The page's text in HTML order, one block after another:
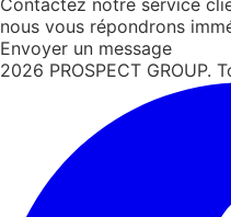
Contactez notre service
nous vous répondrons
Envoyer un message
2026 PROSPECT GROUP.